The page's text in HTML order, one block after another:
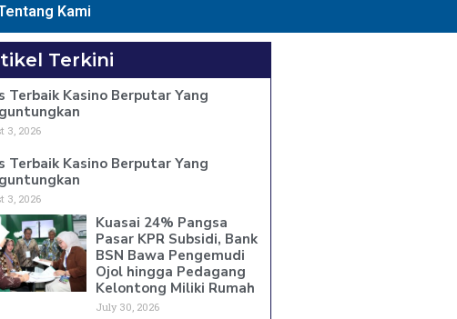
Kami
Terkini
Terbaik Kasino Berputar Yang
3, 2026
Terbaik Kasino Berputar Yang
3, 2026
Kuasai 24% Pangsa
Pasar KPR Subsidi, Bank
BSN Bawa Pengemudi
Ojol hingga Pedagang
Kelontong Miliki Rumah
July 30, 2026